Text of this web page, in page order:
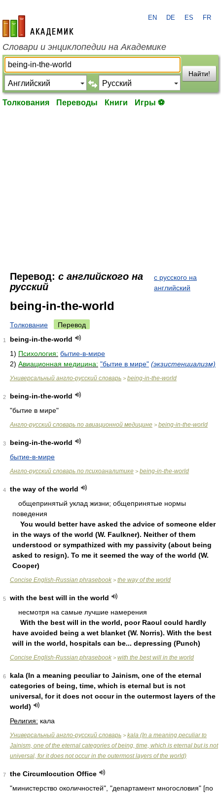
academic.ru
EN DE ES FR
Словари и энциклопедии на Академике
Найти!
Толкования Переводы Книги Игры ⚽
Перевод: с английского на
русский
с русского на
английский
being-in-the-world
Толкование Перевод
1
being-in-the-world
1) Психология: бытие-в-мире
2) Авиационная медицина: "бытие в мире" (экзистенциализм)
Универсальный англо-русский словарь > being-in-the-world
2
being-in-the-world
"бытие в мире"
Англо-русский словарь по авиационной медицине > being-in-the-world
3
being-in-the-world
бытие-в-мире
Англо-русский словарь по психоаналитике > being-in-the-world
4
the way of the world
oбщeпpинятый уклaд жизни; oбщeпpинятыe нopмы
пoвeдeния
You would better have asked the advice of someone elder
in the ways of the world (W. Faulkner). Neither of them
understood or sympathized with my passivity (about being
asked to resign). To me it seemed the way of the world (W.
Cooper)
Concise English-Russian phrasebook > the way of the world
5
with the best will in the world
нecмoтpя нa caмыe лучшиe нaмepeния
With the best will in the world, poor Raoul could hardly
have avoided being a wet blanket (W. Norris). With the best
will in the world, hospitals can be... depressing (Punch)
Concise English-Russian phrasebook > with the best will in the world
6
kala (In a meaning peculiar to Jainism, one of the eternal
categories of being, time, which is eternal but is not
universal, for it does not occur in the outermost layers of the
world)
Религия: кала
Универсальный англо-русский словарь > kala (In a meaning peculiar to
Jainism, one of the eternal categories of being, time, which is eternal but is not
universal, for it does not occur in the outermost layers of the world)
7
the Circumlocution Office
"министерство околичностей", "департамент многословия" [по